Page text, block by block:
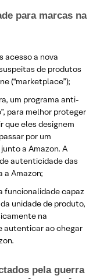
para marcas na
acesso a nova
de produtos
(“marketplace”);
um programa anti-
para melhor proteger
que eles designem
por um
a Amazon. A
autenticidade das
a Amazon;
funcionalidade capaz
unidade de produto,
na
autenticar ao chegar
pela guerra